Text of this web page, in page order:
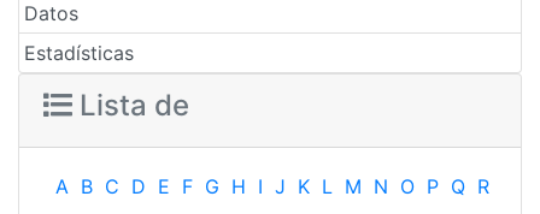
Datos
Estadísticas
Lista de
A B C D E F G H I J K L M N O P Q R